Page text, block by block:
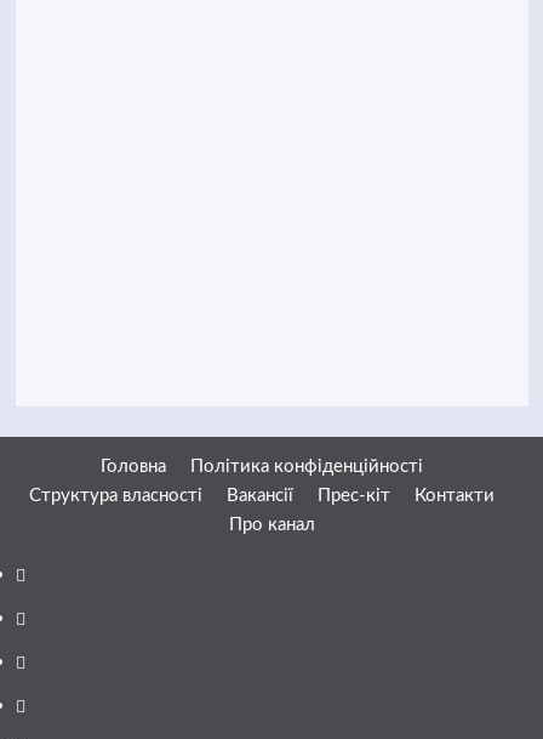
Головна
Політика конфіденційності
Структура власності
Вакансії Прес-кіт
Контакти
Про канал
Facebook
YouTube
Telegram
Instagram